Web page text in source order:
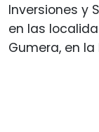
Inversiones y
en las
Gumera, en la